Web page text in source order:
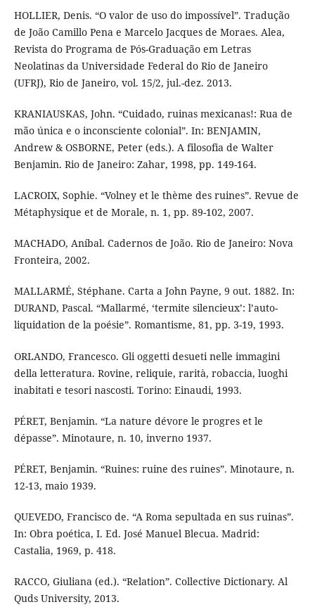
HOLLIER, Denis. “O valor de uso do impossível”. Tradução
de João Camillo Pena e Marcelo Jacques de Moraes. Alea,
Revista do Programa de Pós-Graduação em Letras
Neolatinas da Universidade Federal do Rio de Janeiro
(UFRJ), Rio de Janeiro, vol. 15/2, jul.-dez. 2013.
KRANIAUSKAS, John. “Cuidado, ruinas mexicanas!: Rua de
mão única e o inconsciente colonial”. In: BENJAMIN,
Andrew & OSBORNE, Peter (eds.). A filosofia de Walter
Benjamin. Rio de Janeiro: Zahar, 1998, pp. 149-164.
LACROIX, Sophie. “Volney et le thème des ruines”. Revue de
Métaphysique et de Morale, n. 1, pp. 89-102, 2007.
MACHADO, Aníbal. Cadernos de João. Rio de Janeiro: Nova
Fronteira, 2002.
MALLARMÉ, Stéphane. Carta a John Payne, 9 out. 1882. In:
DURAND, Pascal. “Mallarmé, ‘termite silencieux’: l’auto-
liquidation de la poésie”. Romantisme, 81, pp. 3-19, 1993.
ORLANDO, Francesco. Gli oggetti desueti nelle immagini
della letteratura. Rovine, reliquie, rarità, robaccia, luoghi
inabitati e tesori nascosti. Torino: Einaudi, 1993.
PÉRET, Benjamin. “La nature dévore le progres et le
dépasse”. Minotaure, n. 10, inverno 1937.
PÉRET, Benjamin. “Ruines: ruine des ruines”. Minotaure, n.
12-13, maio 1939.
QUEVEDO, Francisco de. “A Roma sepultada en sus ruinas”.
In: Obra poética, I. Ed. José Manuel Blecua. Madrid:
Castalia, 1969, p. 418.
RACCO, Giuliana (ed.). “Relation”. Collective Dictionary. Al
Quds University, 2013.